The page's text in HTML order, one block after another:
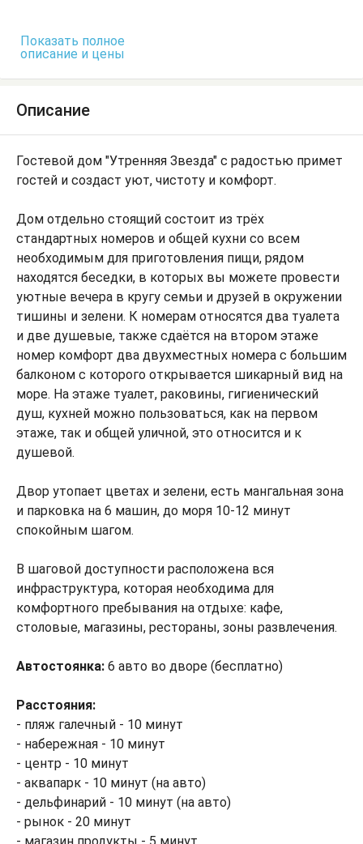
Показать полное
описание и цены
Описание
Гостевой дом "Утренняя Звезда" с радостью примет
гостей и создаст уют, чистоту и комфорт.
Дом отдельно стоящий состоит из трёх
стандартных номеров и общей кухни со всем
необходимым для приготовления пищи, рядом
находятся беседки, в которых вы можете провести
уютные вечера в кругу семьи и друзей в окружении
тишины и зелени. К номерам относятся два туалета
и две душевые, также сдаётся на втором этаже
номер комфорт два двухместных номера с большим
балконом с которого открывается шикарный вид на
море. На этаже туалет, раковины, гигиенический
душ, кухней можно пользоваться, как на первом
этаже, так и общей уличной, это относится и к
душевой.
Двор утопает цветах и зелени, есть мангальная зона
и парковка на 6 машин, до моря 10-12 минут
спокойным шагом.
В шаговой доступности расположена вся
инфраструктура, которая необходима для
комфортного пребывания на отдыхе: кафе,
столовые, магазины, рестораны, зоны развлечения.
Автостоянка: 6 авто во дворе (бесплатно)
Расстояния:
- пляж галечный - 10 минут
- набережная - 10 минут
- центр - 10 минут
- аквапарк - 10 минут (на авто)
- дельфинарий - 10 минут (на авто)
- рынок - 20 минут